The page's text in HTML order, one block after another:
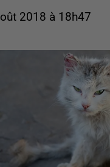
2018 à 18h47